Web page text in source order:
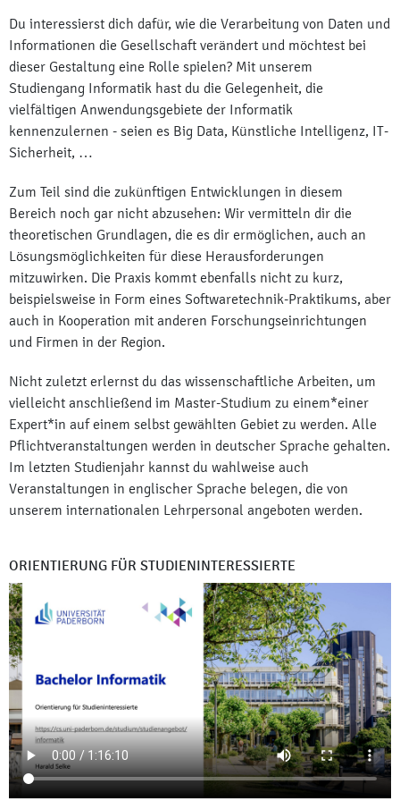
Du interessierst dich dafür, wie die Verarbeitung von Daten und
Informationen die Gesellschaft verändert und möchtest bei
dieser Gestaltung eine Rolle spielen? Mit unserem
Studiengang Informatik hast du die Gelegenheit, die
vielfältigen Anwendungsgebiete der Informatik
kennenzulernen - seien es Big Data, Künstliche Intelligenz, IT-
Sicherheit, …
Zum Teil sind die zukünftigen Entwicklungen in diesem
Bereich noch gar nicht abzusehen: Wir vermitteln dir die
theoretischen Grundlagen, die es dir ermöglichen, auch an
Lösungsmöglichkeiten für diese Herausforderungen
mitzuwirken. Die Praxis kommt ebenfalls nicht zu kurz,
beispielsweise in Form eines Softwaretechnik-Praktikums, aber
auch in Kooperation mit anderen Forschungseinrichtungen
und Firmen in der Region.
Nicht zuletzt erlernst du das wissenschaftliche Arbeiten, um
vielleicht anschließend im Master-Studium zu einem*einer
Expert*in auf einem selbst gewählten Gebiet zu werden. Alle
Pflichtveranstaltungen werden in deutscher Sprache gehalten.
Im letzten Studienjahr kannst du wahlweise auch
Veranstaltungen in englischer Sprache belegen, die von
unserem internationalen Lehrpersonal angeboten werden.
ORIENTIERUNG FÜR STUDIENINTERESSIERTE